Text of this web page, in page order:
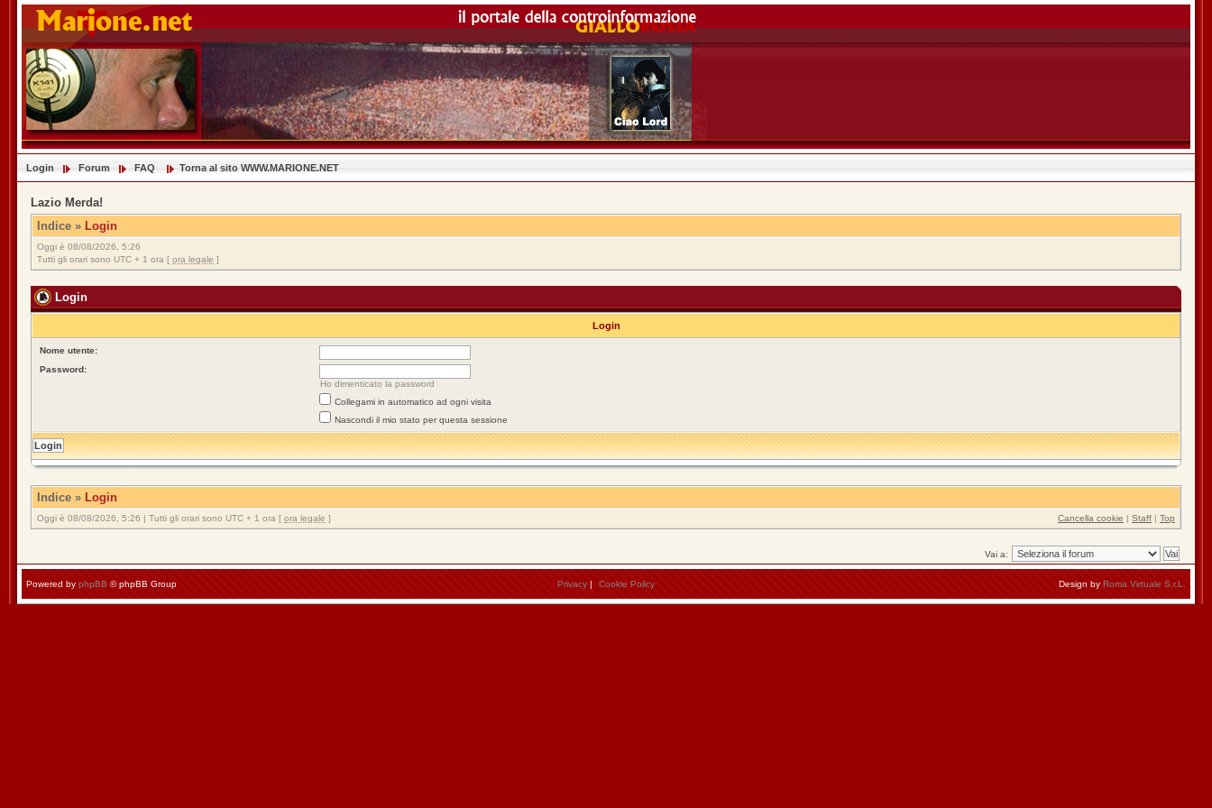
Login Forum FAQ Torna al sito WWW.MARIONE.NET
Lazio Merda!
Indice » Login
Oggi è 08/08/2026, 5:26
Tutti gli orari sono UTC + 1 ora [ ora legale ]
Login
Login
Nome utente:
Password:
Ho dimenticato la password
Collegami in automatico ad ogni visita
Nascondi il mio stato per questa sessione
Indice » Login
Oggi è 08/08/2026, 5:26 | Tutti gli orari sono UTC + 1 ora [ ora legale ] Cancella cookie | Staff | Top
Vai a:
Powered by phpBB © phpBB Group Privacy | Cookie Policy Design by Roma Virtuale S.r.L.